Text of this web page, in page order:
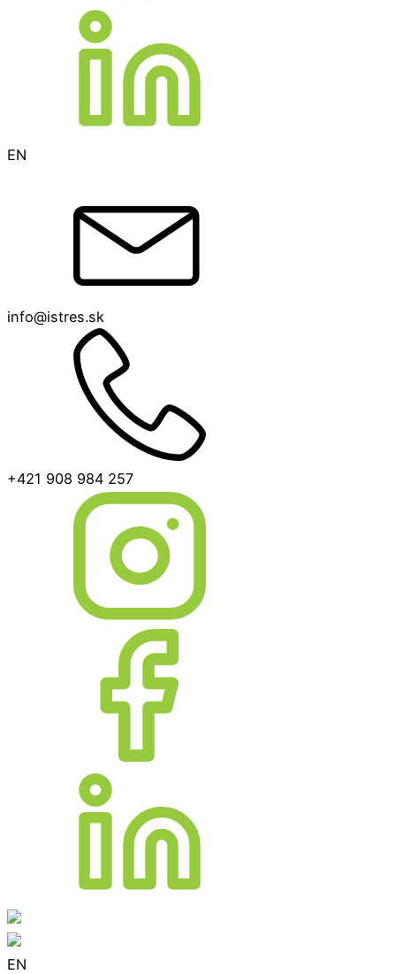
EN
info@istres.sk
+421 908 984 257
EN